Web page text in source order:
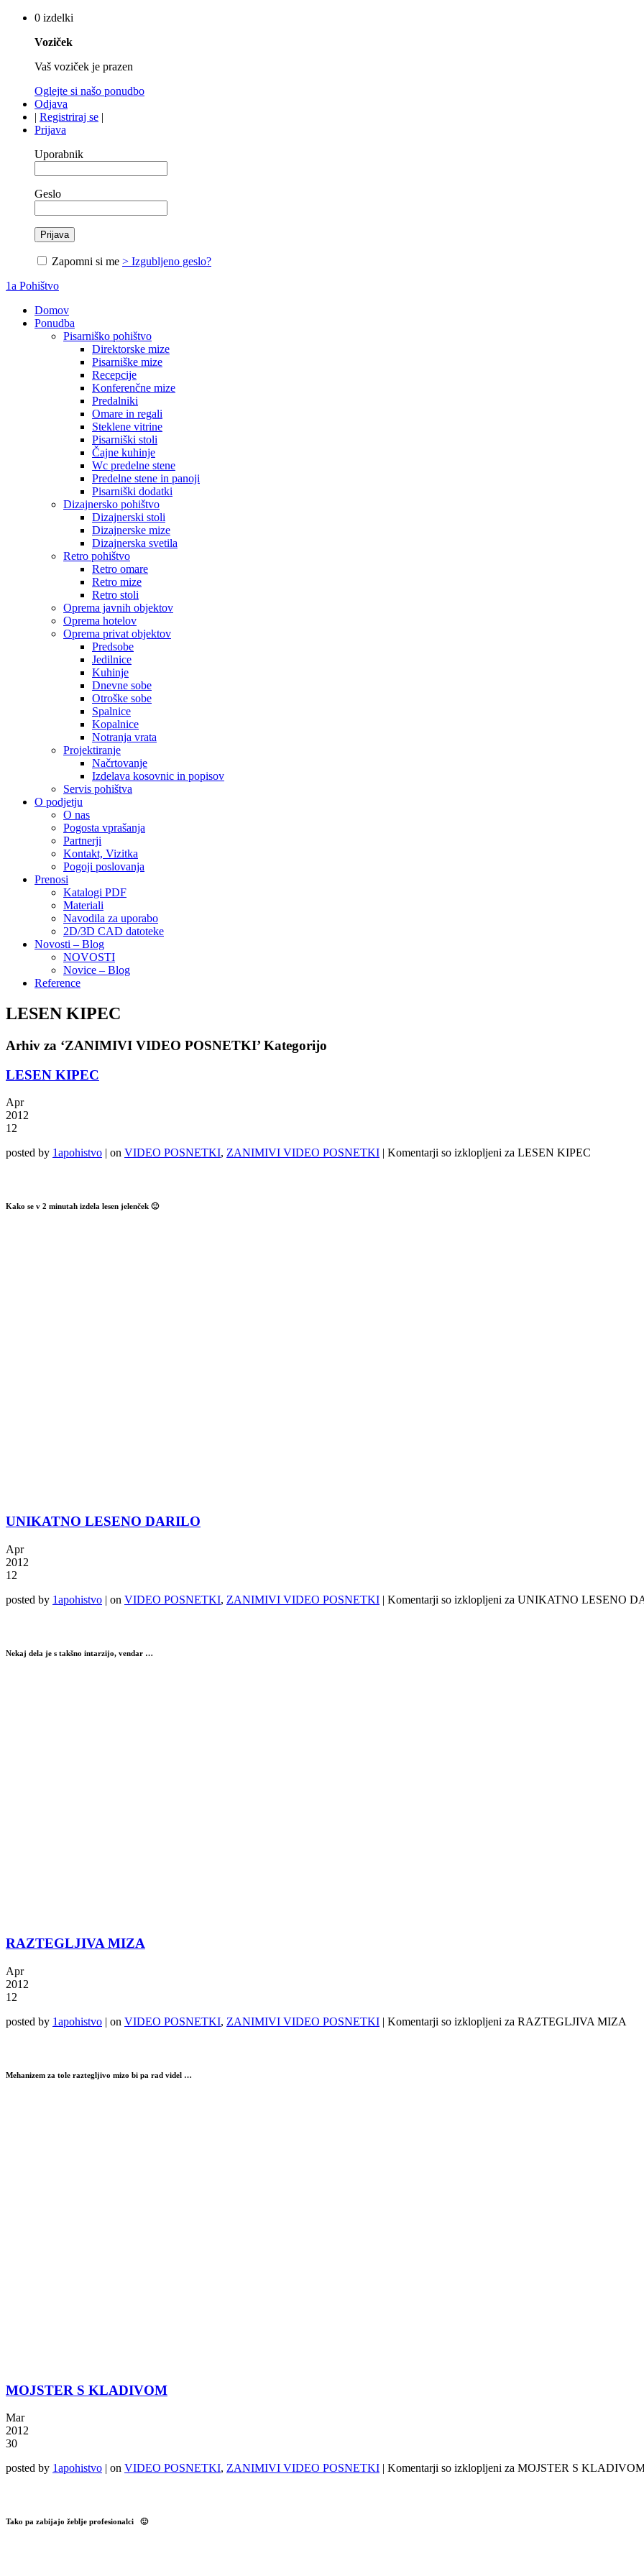
0 izdelki
Voziček
Vaš voziček je prazen
Oglejte si našo ponudbo
Odjava
| Registriraj se |
Prijava
Uporabnik
Geslo
Zapomni si me > Izgubljeno geslo?
1a Pohištvo
Domov
Ponudba
Pisarniško pohištvo
Direktorske mize
Pisarniške mize
Recepcije
Konferenčne mize
Predalniki
Omare in regali
Steklene vitrine
Pisarniški stoli
Čajne kuhinje
Wc predelne stene
Predelne stene in panoji
Pisarniški dodatki
Dizajnersko pohištvo
Dizajnerski stoli
Dizajnerske mize
Dizajnerska svetila
Retro pohištvo
Retro omare
Retro mize
Retro stoli
Oprema javnih objektov
Oprema hotelov
Oprema privat objektov
Predsobe
Jedilnice
Kuhinje
Dnevne sobe
Otroške sobe
Spalnice
Kopalnice
Notranja vrata
Projektiranje
Načrtovanje
Izdelava kosovnic in popisov
Servis pohištva
O podjetju
O nas
Pogosta vprašanja
Partnerji
Kontakt, Vizitka
Pogoji poslovanja
Prenosi
Katalogi PDF
Materiali
Navodila za uporabo
2D/3D CAD datoteke
Novosti – Blog
NOVOSTI
Novice – Blog
Reference
LESEN KIPEC
Arhiv za ‘ZANIMIVI VIDEO POSNETKI’ Kategorijo
LESEN KIPEC
Apr
2012
12
posted by 1apohistvo | on VIDEO POSNETKI, ZANIMIVI VIDEO POSNETKI | Komentarji so izklopljeni za LESEN KIPEC
Kako se v 2 minutah izdela lesen jelenček 🙂
UNIKATNO LESENO DARILO
Apr
2012
12
posted by 1apohistvo | on VIDEO POSNETKI, ZANIMIVI VIDEO POSNETKI | Komentarji so izklopljeni za UNIKATNO LESENO
Nekaj dela je s takšno intarzijo, vendar …
RAZTEGLJIVA MIZA
Apr
2012
12
posted by 1apohistvo | on VIDEO POSNETKI, ZANIMIVI VIDEO POSNETKI | Komentarji so izklopljeni za RAZTEGLJIVA MIZA
Mehanizem za tole raztegljivo mizo bi pa rad videl …
MOJSTER S KLADIVOM
Mar
2012
30
posted by 1apohistvo | on VIDEO POSNETKI, ZANIMIVI VIDEO POSNETKI | Komentarji so izklopljeni za MOJSTER S
Tako pa zabijajo žeblje profesionalci 🙂